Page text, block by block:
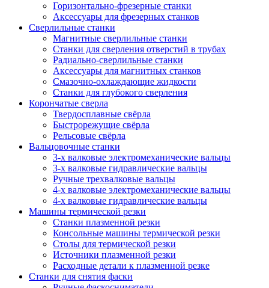
Горизонтально-фрезерные станки
Аксессуары для фрезерных станков
Сверлильные станки
Магнитные сверлильные станки
Станки для сверления отверстий в трубах
Радиально-сверлильные станки
Аксессуары для магнитных станков
Смазочно-охлаждающие жидкости
Станки для глубокого сверления
Корончатые сверла
Твердосплавные свёрла
Быстрорежущие свёрла
Рельсовые свёрла
Вальцовочные станки
3-х валковые электромеханические вальцы
3-х валковые гидравлические вальцы
Ручные трехвалковые вальцы
4-х валковые электромеханические вальцы
4-х валковые гидравлические вальцы
Машины термической резки
Станки плазменной резки
Консольные машины термической резки
Столы для термической резки
Источники плазменной резки
Расходные детали к плазменной резке
Станки для снятия фаски